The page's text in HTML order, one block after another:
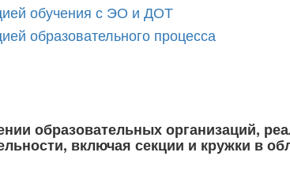
обучения с ЭО и ДОТ
образовательного процесса
образовательных организаций,
включая секции и кружки в